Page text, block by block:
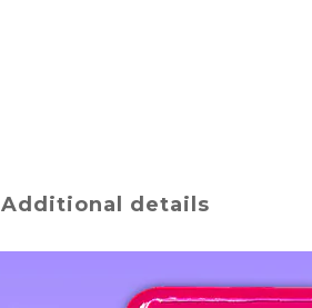
Additional details